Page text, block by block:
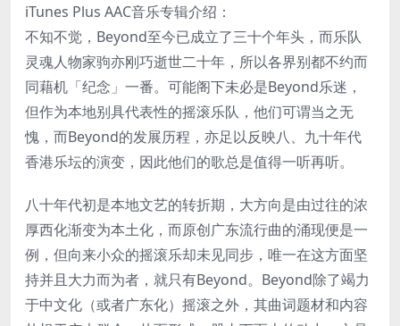
iTunes Plus AAC音乐专辑介绍：
不知不觉，Beyond至今已成立了三十个年头，而乐队
灵魂人物家驹亦刚巧逝世二十年，所以各界别都不约而
同藉机「纪念」一番。可能阁下未必是Beyond乐迷，
但作为本地别具代表性的摇滚乐队，他们可谓当之无
愧，而Beyond的发展历程，亦足以反映八、九十年代
香港乐坛的演变，因此他们的歌总是值得一听再听。
八十年代初是本地文艺的转折期，大方向是由过往的浓
厚西化渐变为本土化，而原创广东流行曲的涌现便是一
例，但向来小众的摇滚乐却未见同步，唯一在这方面坚
持并且大力而为者，就只有Beyond。Beyond除了竭力
于中文化（或者广东化）摇滚之外，其曲词题材和内容